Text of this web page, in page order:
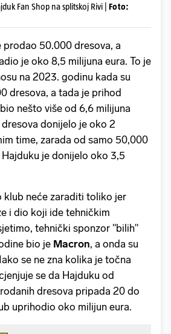
Fan Shop na splitskoj Rivi | Foto:
prodao 50.000 dresova, a
je oko 8,5 milijuna eura. To je
na 2023. godinu kada su
dresova, a tada je prihod
nešto više od 6,6 milijuna
donijelo je oko 2
time, zarada od samo 50,000
je donijelo oko 3,5
klub neće zaraditi toliko jer
i dio koji ide tehničkim
tehnički sponzor "bilih"
bio je Macron, a onda su
se ne zna kolika je točna
se da Hajduku od
dresova pripada 20 do
uprihodio oko milijun eura.